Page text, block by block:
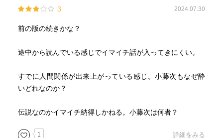
3 2024.07.30
前の版の続きかな？
途中から読んでいる感じでイマイチ話が入ってきにくい。
すでに人間関係が出来上がっている感じ。小藤次もなぜ酔
いどれなのか？
伝説なのかイマイチ納得しかねる。小藤次は何者？
1 詳細をみる